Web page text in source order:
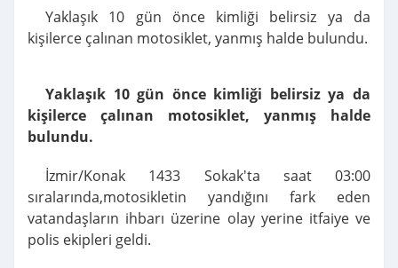
Yaklaşık 10 gün önce kimliği belirsiz ya da
kişilerce çalınan motosiklet, yanmış halde bulundu.
Yaklaşık 10 gün önce kimliği belirsiz ya da
kişilerce çalınan motosiklet, yanmış halde
bulundu.
İzmir/Konak 1433 Sokak'ta saat 03:00
sıralarında,motosikletin yandığını fark eden
vatandaşların ihbarı üzerine olay yerine itfaiye ve
polis ekipleri geldi.